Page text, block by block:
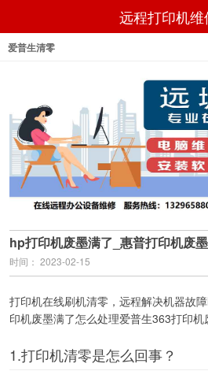
远程打印机维
爱普生清零
hp打印机废墨满了_惠普打印机废
时间： 2023-02-15
打印机在线刷机清零，远程解决机器故
印机废墨满了怎么处理爱普生363打印机
1.打印机清零是怎么回事？